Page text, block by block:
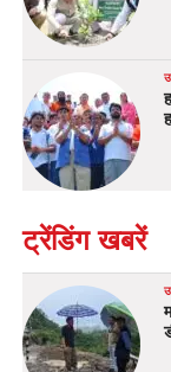
ट्रेंडिंग खबरें